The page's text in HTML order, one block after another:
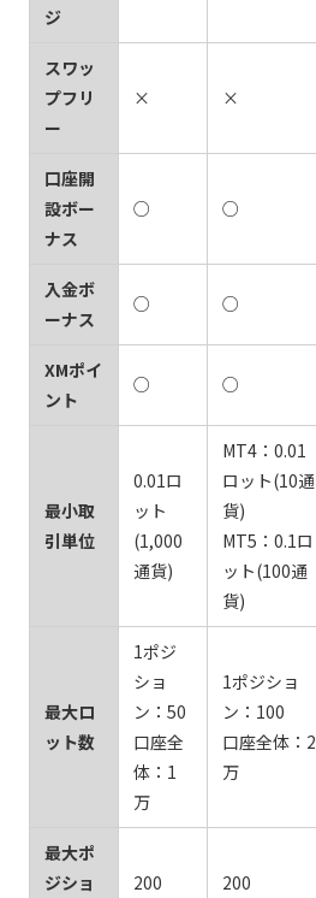
ジ
スワッ
プフリ
ー
× ×
口座開
設ボー
ナス
○ ○
入金ボ
ーナス
○ ○
XMポイ
ント
○ ○
最小取
引単位
0.01ロ
ット
(1,000
通貨)
MT4：0.01
ロット(10通
貨)
MT5：0.1ロ
ット(100通
貨)
最大ロ
ット数
1ポジ
ショ
ン：50
口座全
体：1
万
1ポジショ
ン：100
口座全体：2
万
最大ポ
ジショ
200 200